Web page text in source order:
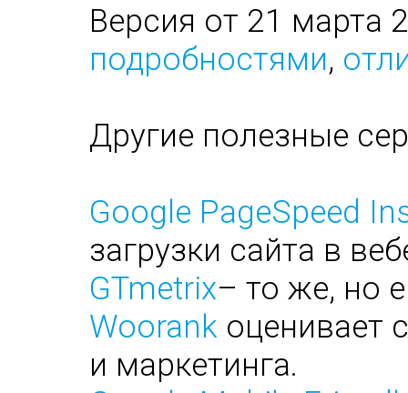
Версия от 21 марта
подробностями,
Другие полезные
Google PageSpeed
загрузки сайта в
GTmetrix– то же, но
Woorank оценивает
и маркетинга.